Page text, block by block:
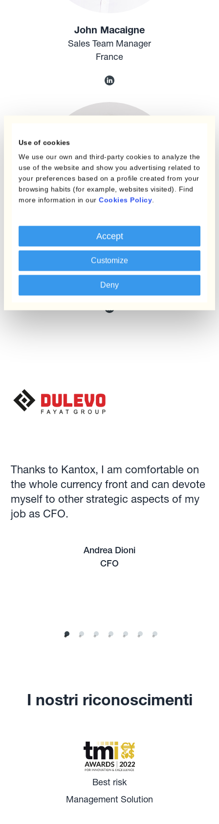
Use of cookies
We use our own and third-party cookies to analyze the
use of the website and show you advertising related to
your preferences based on a profile created from your
browsing habits (for example, websites visited). Find
more information in our Cookies Policy
Accept
Customize
Deny
John Macaigne
Sales Team Manager
France
Cecilia Dagradi
‍Sales Team Manager
BLX & Nordics
Thanks to Kantox, I am comfortable on
the whole currency front and can devote
myself to other strategic aspects of my
job as CFO.
Andrea Dioni
CFO
I nostri riconoscimenti
Best risk
Management Solution